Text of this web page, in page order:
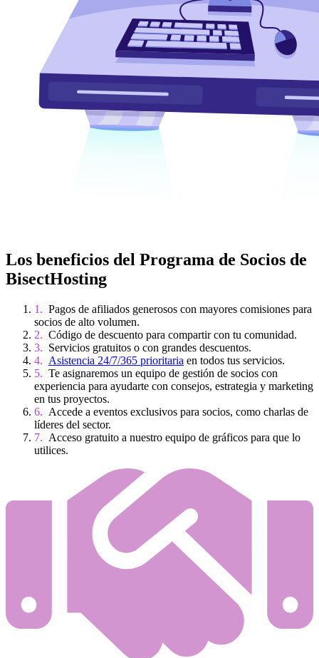
Los beneficios del Programa de Socios de
BisectHosting
Pagos de afiliados generosos con mayores comisiones para
socios de alto volumen.
Código de descuento para compartir con tu comunidad.
Servicios gratuitos o con grandes descuentos.
Asistencia 24/7/365 prioritaria en todos tus servicios.
Te asignaremos un equipo de gestión de socios con
experiencia para ayudarte con consejos, estrategia y marketing
en tus proyectos.
Accede a eventos exclusivos para socios, como charlas de
líderes del sector.
Acceso gratuito a nuestro equipo de gráficos para que lo
utilices.